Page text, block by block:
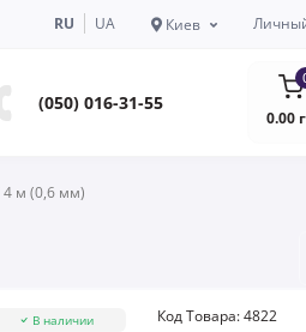
RU UA Киев
(050) 016-31-55
0.00
м (0,6 мм)
Код Товара:4822
В наличии